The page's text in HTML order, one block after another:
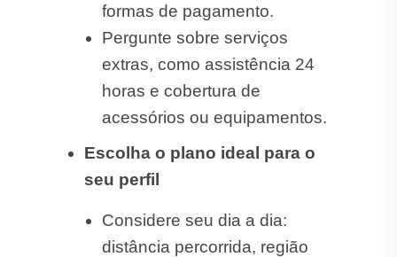
formas de pagamento.
Pergunte sobre serviços
extras, como assistência 24
horas e cobertura de
acessórios ou equipamentos.
Escolha o plano ideal para o
seu perfil
Considere seu dia a dia:
distância percorrida, região